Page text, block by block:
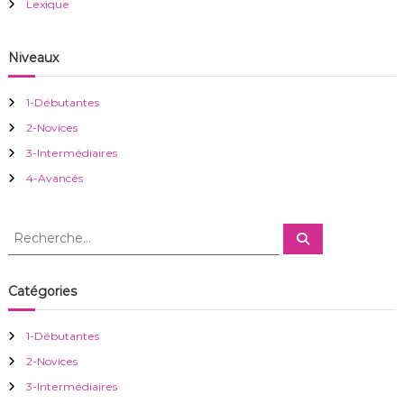
n
d
e
l
a
r
t
i
Lexique
Niveaux
1-Débutantes
2-Novices
3-Intermédiaires
4-Avancés
R
h
e
c
h
e
R
c
Catégories
1-Débutantes
2-Novices
3-Intermédiaires